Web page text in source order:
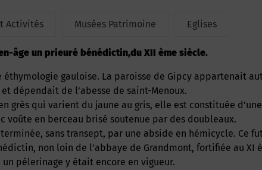
Activités Musées Patrimoine Eglises
âge un prieuré bénédictin,du XII ème siècle.
et dépendait de l’abesse de saint-Menoux.
grès qui varient du jaune au gris, elle est constituée
voûte en berceau brisé soutenue par des doubleaux.
terminée, sans transept, par une abside en hémicycle. Ce
non loin de l’abbaye de Grandmont, fortifiée au XI
un pélerinage y était encore en vigueur.